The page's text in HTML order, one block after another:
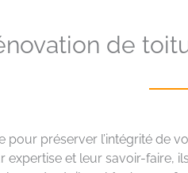
de
préserver l’intégrité de
expertise et leur savoir-